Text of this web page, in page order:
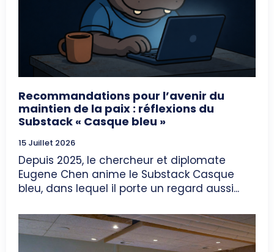
Recommandations pour l’avenir du
maintien de la paix : réflexions du
Substack « Casque bleu »
15 Juillet 2026
Depuis 2025, le chercheur et diplomate
Eugene Chen anime le Substack Casque
bleu, dans lequel il porte un regard aussi...